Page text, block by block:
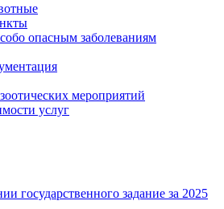
опасным заболеваниям
мероприятий
услуг
государственного задание за 2025